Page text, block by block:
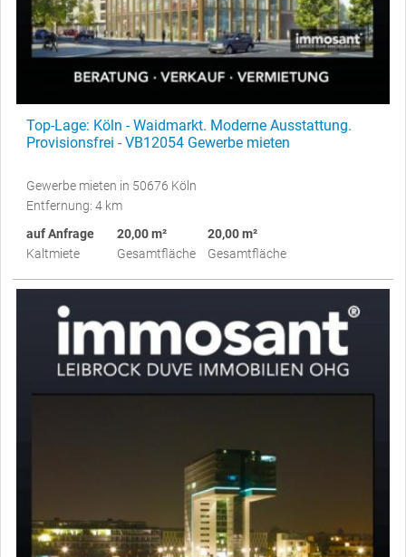
Top-Lage: Köln - Waidmarkt. Moderne Ausstattung.
Provisionsfrei - VB12054 Gewerbe mieten
Gewerbe mieten in 50676 Köln
Entfernung: 4 km
auf Anfrage
Kaltmiete
20,00 m²
Gesamtfläche
20,00 m²
Gesamtfläche